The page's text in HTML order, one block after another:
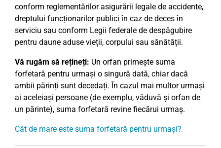
conform reglementărilor asigurării legale de accidente,
dreptului funcționarilor publici în caz de deces în
serviciu sau conform Legii federale de despăgubire
pentru daune aduse vieții, corpului sau sănătății.
Vă rugăm să rețineți: Un orfan primește suma
forfetară pentru urmași o singură dată, chiar dacă
ambii părinți sunt decedați. În cazul mai multor urmași
ai aceleiași persoane (de exemplu, văduvă și orfan de
un părinte), suma forfetară revine fiecărui urmaș.
Cât de mare este suma forfetară pentru urmași?